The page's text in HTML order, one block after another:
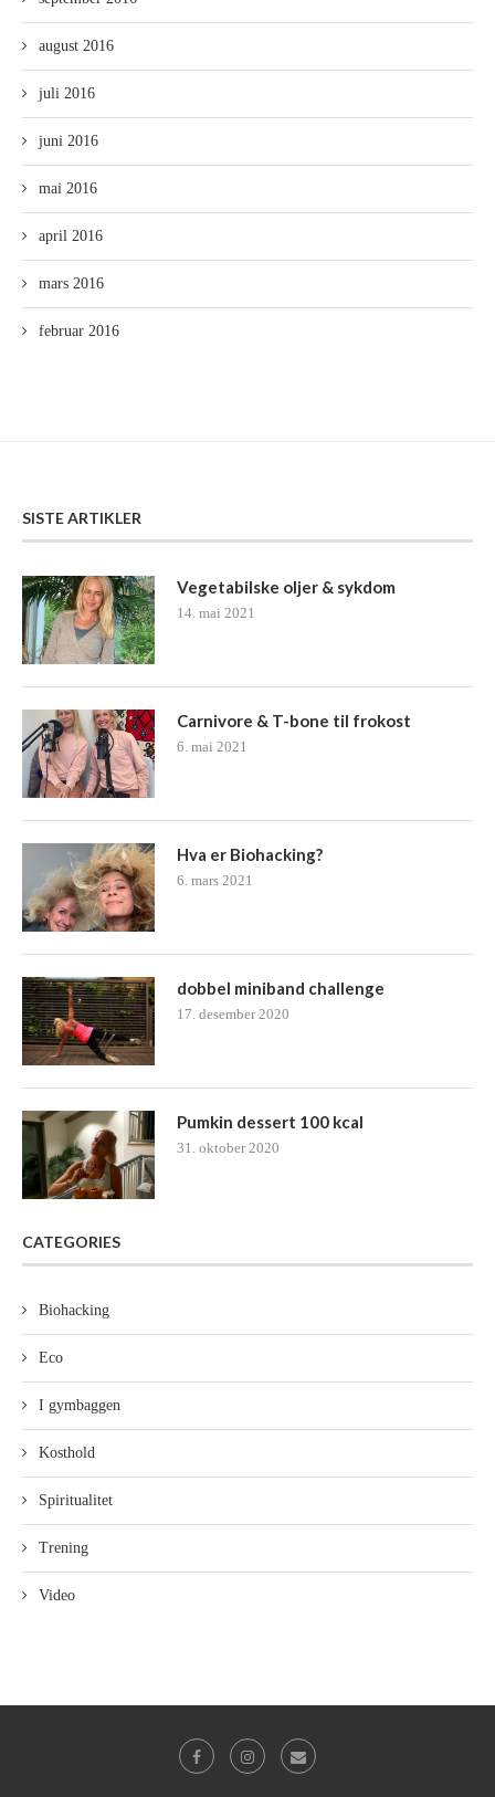
august 2016
juli 2016
juni 2016
mai 2016
april 2016
mars 2016
februar 2016
SISTE ARTIKLER
Vegetabilske oljer & sykdom
14. mai 2021
Carnivore & T-bone til frokost
6. mai 2021
Hva er Biohacking?
6. mars 2021
dobbel miniband challenge
17. desember 2020
Pumkin dessert 100 kcal
31. oktober 2020
CATEGORIES
Biohacking
Eco
I gymbaggen
Kosthold
Spiritualitet
Trening
Video